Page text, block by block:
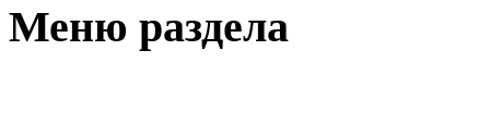
Меню раздела